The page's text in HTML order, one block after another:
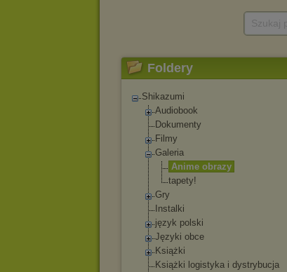
Foldery
Shikazumi
Audiobook
Dokumenty
Filmy
Galeria
Anime obrazy
tapety!
Gry
Instalki
język polski
Języki obce
Książki
Książki logistyka i dystrybucja